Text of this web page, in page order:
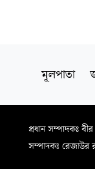
মূলপাতা
প্রধান সম্পাদকঃ
সম্পাদকঃ রেজাউর